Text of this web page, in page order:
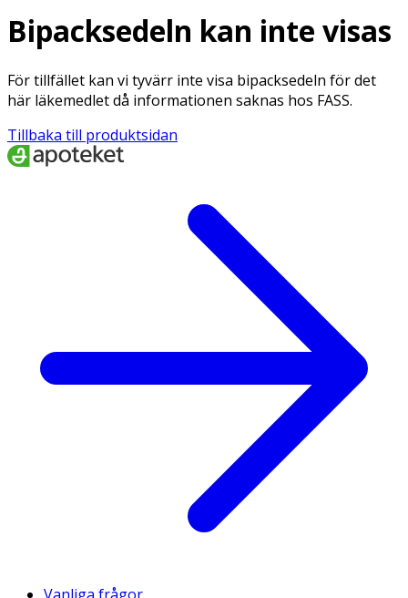
Bipacksedeln kan inte visas
För tillfället kan vi tyvärr inte visa bipacksedeln för det
här läkemedlet då informationen saknas hos FASS.
Tillbaka till produktsidan